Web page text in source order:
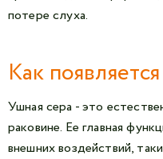
потере слуха.
Как
Ушная сера - это
раковине. Ее главная
внешних воздействий,